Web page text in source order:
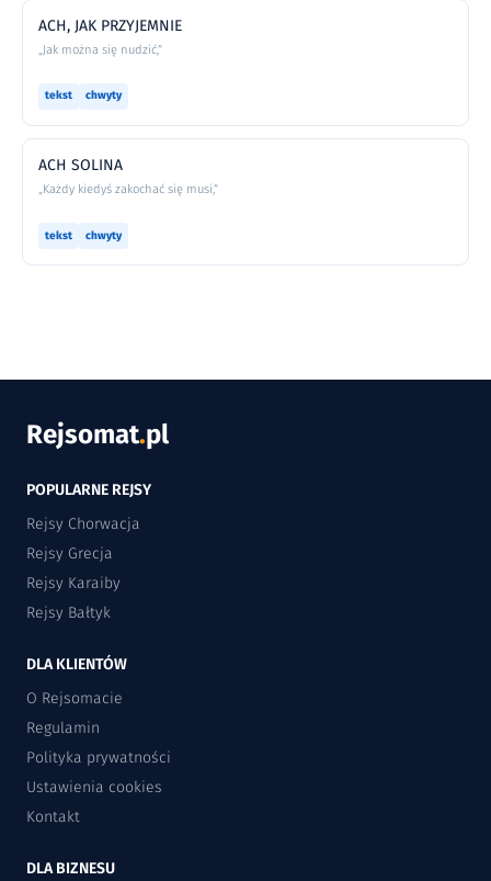
ACH, JAK PRZYJEMNIE
„Jak można się nudzić,”
tekst chwyty
ACH SOLINA
„Każdy kiedyś zakochać się musi,”
tekst chwyty
Rejsomat.pl
POPULARNE REJSY
Rejsy Chorwacja
Rejsy Grecja
Rejsy Karaiby
Rejsy Bałtyk
DLA KLIENTÓW
O Rejsomacie
Regulamin
Polityka prywatności
Ustawienia cookies
Kontakt
DLA BIZNESU